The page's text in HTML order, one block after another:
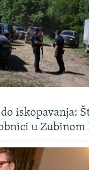
iskopavanja:
u Zubinom